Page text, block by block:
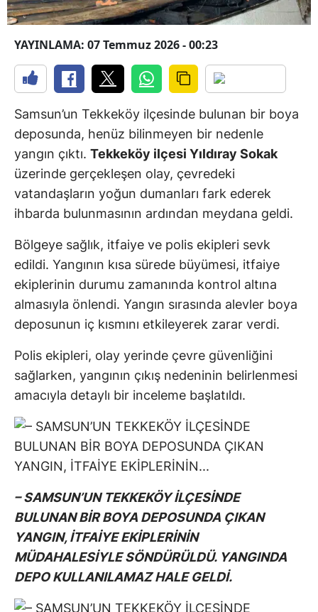
YAYINLAMA: 07 Temmuz 2026 - 00:23
Samsun’un Tekkeköy ilçesinde bulunan bir boya
deposunda, henüz bilinmeyen bir nedenle
yangın çıktı. Tekkeköy ilçesi Yıldıray Sokak
üzerinde gerçekleşen olay, çevredeki
vatandaşların yoğun dumanları fark ederek
ihbarda bulunmasının ardından meydana geldi.
Bölgeye sağlık, itfaiye ve polis ekipleri sevk
edildi. Yangının kısa sürede büyümesi, itfaiye
ekiplerinin durumu zamanında kontrol altına
almasıyla önlendi. Yangın sırasında alevler boya
deposunun iç kısmını etkileyerek zarar verdi.
Polis ekipleri, olay yerinde çevre güvenliğini
sağlarken, yangının çıkış nedeninin belirlenmesi
amacıyla detaylı bir inceleme başlatıldı.
– SAMSUN’UN TEKKEKÖY İLÇESİNDE
BULUNAN BİR BOYA DEPOSUNDA ÇIKAN
YANGIN, İTFAİYE EKİPLERİNİN
MÜDAHALESİYLE SÖNDÜRÜLDÜ. YANGINDA
DEPO KULLANILAMAZ HALE GELDİ.